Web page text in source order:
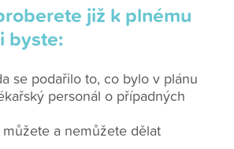
již k plnému
byste:
se podařilo to, co bylo v plánu
personál o případných
a nemůžete dělat